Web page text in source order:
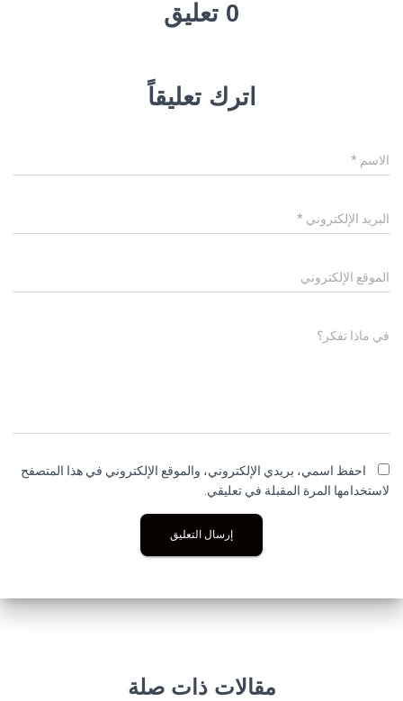
0 تعليق
اترك تعليقاً
الاسم *
البريد الإلكتروني *
الموقع الإلكتروني
في ماذا تفكر؟
احفظ اسمي، بريدي الإلكتروني، والموقع الإلكتروني في هذا المتصفح
لاستخدامها المرة المقبلة في تعليقي.
مقالات ذات صلة